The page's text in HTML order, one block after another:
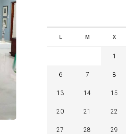
L M X
1
6 7 8
13 14 15
20 21 22
27 28 29